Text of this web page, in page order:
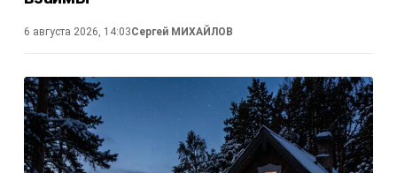
6 августа 2026, 14:03Сергей МИХАЙЛОВ